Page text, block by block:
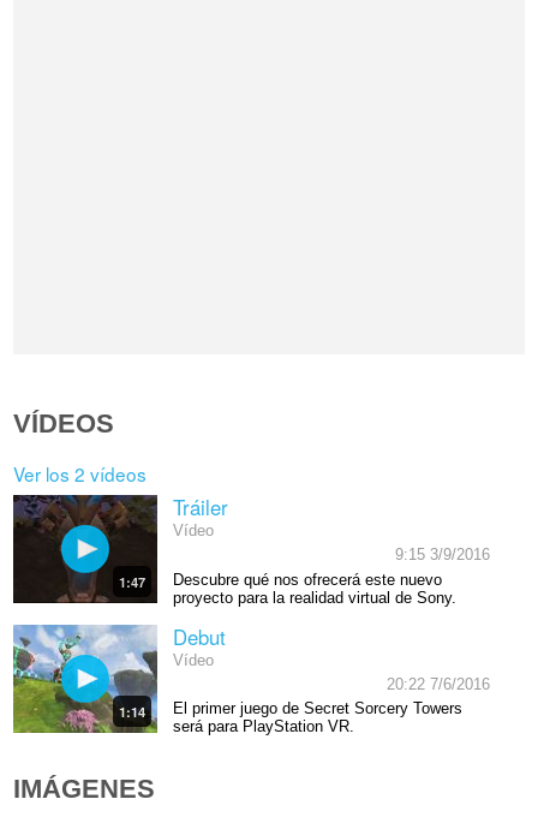
VÍDEOS
Ver los 2 vídeos
1:47
Tráiler
Vídeo
9:15 3/9/2016
Descubre qué nos ofrecerá este nuevo
proyecto para la realidad virtual de Sony.
1:14
Debut
Vídeo
20:22 7/6/2016
El primer juego de Secret Sorcery Towers
será para PlayStation VR.
IMÁGENES